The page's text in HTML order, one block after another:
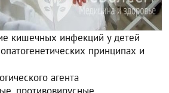
кишечных инфекций у детей
принципах и
агента